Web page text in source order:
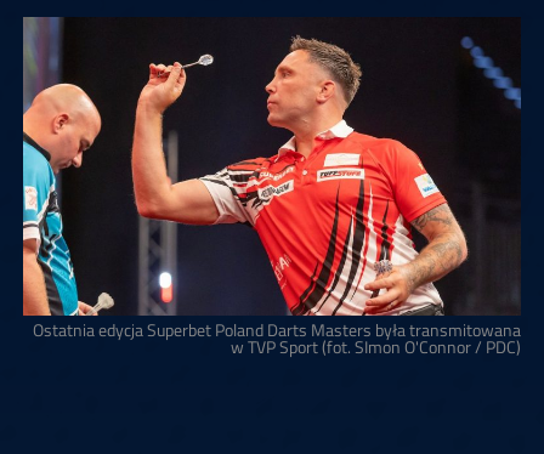
Ostatnia edycja Superbet Poland Darts Masters była transmitowana
w TVP Sport (fot. SImon O'Connor / PDC)